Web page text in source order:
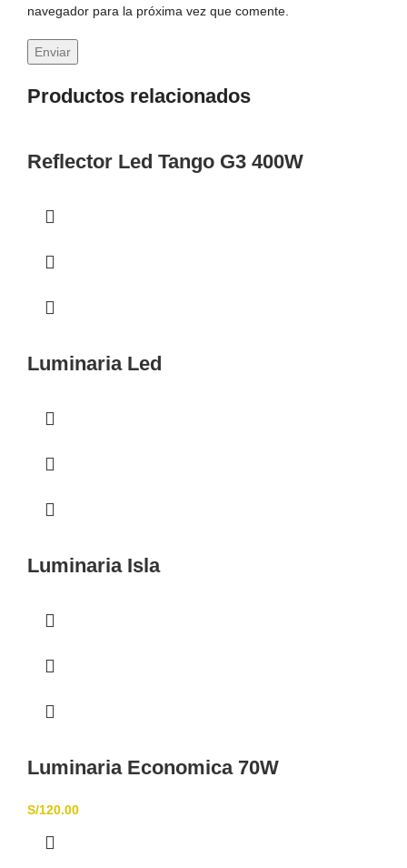
navegador para la próxima vez que comente.
Productos relacionados
Reflector Led Tango G3 400W
Luminaria Led
Luminaria Isla
Luminaria Economica 70W
S/120.00